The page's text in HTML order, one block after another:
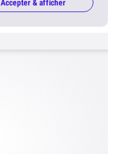
Accepter & afficher